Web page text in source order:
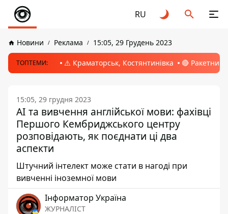
RU
Новини Реклама 15:05, 29 Грудень 2023
ТОПТЕМИ: ⚠️ Краматорськ, Костянтинівка 🔴 Ракетний
15:05, 29 грудня 2023
AI та вивчення англійської мови: фахівці
Першого Кембриджського центру
розповідають, як поєднати ці два
аспекти
Штучний інтелект може стати в нагоді при
вивченні іноземної мови
Інформатор Україна
ЖУРНАЛІСТ